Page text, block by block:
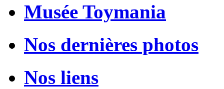
Musée Toymania
Nos dernières photos
Nos liens